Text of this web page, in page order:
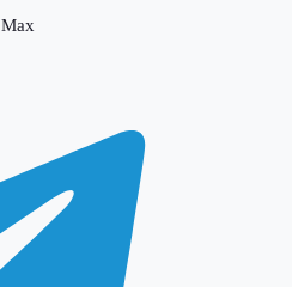
Max